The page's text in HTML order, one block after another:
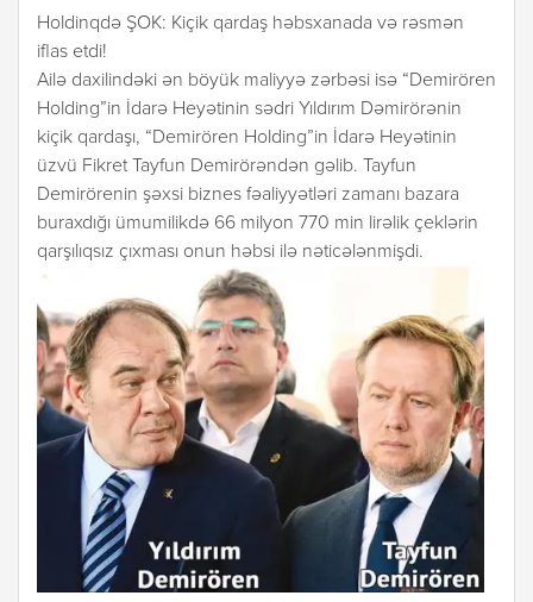
Holdinqdə ŞOK: Kiçik qardaş həbsxanada və rəsmən
iflas etdi!
Ailə daxilindəki ən böyük maliyyə zərbəsi isə “Demirören
Holding”in İdarə Heyətinin sədri Yıldırım Dəmirörənin
kiçik qardaşı, “Demirören Holding”in İdarə Heyətinin
üzvü Fikret Tayfun Demirörəndən gəlib. Tayfun
Demirörenin şəxsi biznes fəaliyyətləri zamanı bazara
buraxdığı ümumilikdə 66 milyon 770 min lirəlik çeklərin
qarşılıqsız çıxması onun həbsi ilə nəticələnmişdi.